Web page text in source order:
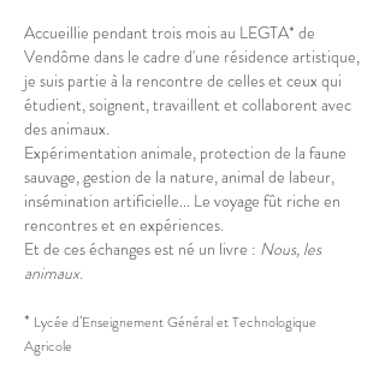
Accueillie pendant trois mois au LEGTA* de
Vendôme dans le cadre d'une résidence artistique,
je suis partie à la rencontre de celles et ceux qui
étudient, soignent, travaillent et collaborent avec
des animaux.
Expérimentation animale, protection de la faune
sauvage, gestion de la nature, animal de labeur,
insémination artificielle... Le voyage fût riche en
rencontres et en expériences.
Et de ces échanges est né un livre : Nous, les
animaux.
* Lycée d’Enseignement Général et Technologique
Agricole